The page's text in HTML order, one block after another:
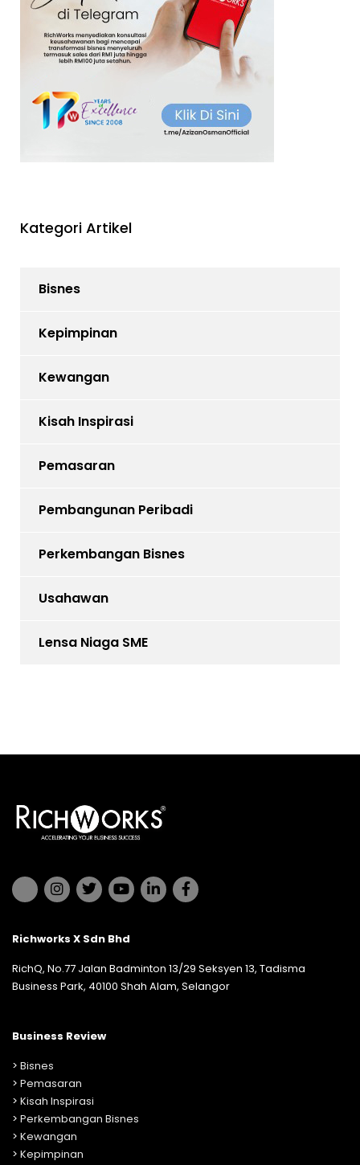
Kategori Artikel
Bisnes
Kepimpinan
Kewangan
Kisah Inspirasi
Pemasaran
Pembangunan Peribadi
Perkembangan Bisnes
Usahawan
Lensa Niaga SME
Richworks X Sdn Bhd
RichQ, No.77 Jalan Badminton 13/29 Seksyen 13, Tadisma
Business Park, 40100 Shah Alam, Selangor
Business Review
> Bisnes
> Pemasaran
> Kisah Inspirasi
> Perkembangan Bisnes
> Kewangan
> Kepimpinan